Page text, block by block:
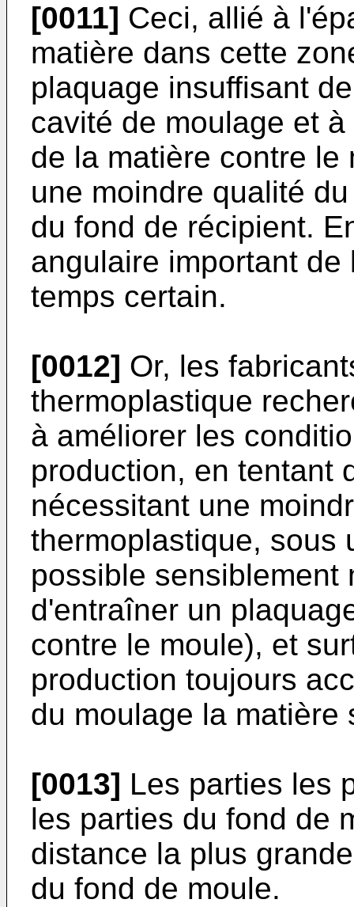
[0011] Ceci, allié à
matière dans cette
plaquage insuffisant
cavité de moulage et
de la matière contre
une moindre qualité
du fond de récipient.
angulaire important
temps certain.
[0012] Or, les
thermoplastique
à améliorer les
production, en tentant
nécessitant une
thermoplastique, sous
possible sensiblement
d'entraîner un
contre le moule), et
production toujours
du moulage la matière
[0013] Les parties les
les parties du fond de
distance la plus
du fond de moule.